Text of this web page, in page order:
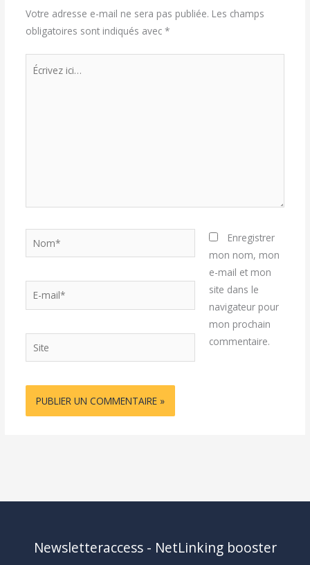
Votre adresse e-mail ne sera pas publiée. Les champs
obligatoires sont indiqués avec *
Écrivez
mail*
Enregistrer
mon nom, mon
e-mail et mon
site dans le
navigateur pour
mon prochain
commentaire.
Newsletteraccess - NetLinking booster